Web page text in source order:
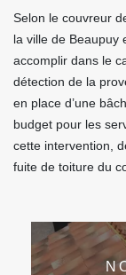
Selon le couvreur
la ville de Beaupuy
accomplir dans le
détection de la
en place d’une
budget pour les
cette intervention,
fuite de toiture du